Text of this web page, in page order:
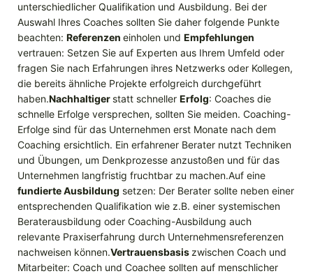
unterschiedlicher Qualifikation und Ausbildung. Bei der
Auswahl Ihres Coaches sollten Sie daher folgende Punkte
beachten: Referenzen einholen und Empfehlungen
vertrauen: Setzen Sie auf Experten aus Ihrem Umfeld oder
fragen Sie nach Erfahrungen ihres Netzwerks oder Kollegen,
die bereits ähnliche Projekte erfolgreich durchgeführt
haben.Nachhaltiger statt schneller Erfolg: Coaches die
schnelle Erfolge versprechen, sollten Sie meiden. Coaching-
Erfolge sind für das Unternehmen erst Monate nach dem
Coaching ersichtlich. Ein erfahrener Berater nutzt Techniken
und Übungen, um Denkprozesse anzustoßen und für das
Unternehmen langfristig fruchtbar zu machen.Auf eine
fundierte Ausbildung setzen: Der Berater sollte neben einer
entsprechenden Qualifikation wie z.B. einer systemischen
Beraterausbildung oder Coaching-Ausbildung auch
relevante Praxiserfahrung durch Unternehmensreferenzen
nachweisen können.Vertrauensbasiszwischen Coach und
Mitarbeiter: Coach und Coachee sollten auf menschlicher